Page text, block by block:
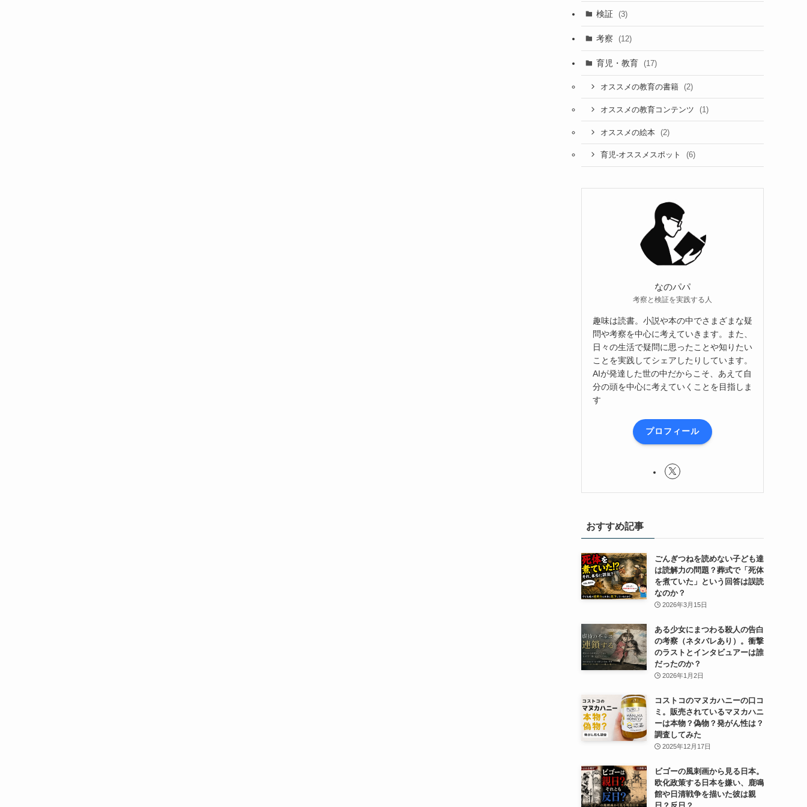
検証 (3)
考察 (12)
育児・教育 (17)
オススメの教育の書籍 (2)
オススメの教育コンテンツ (1)
オススメの絵本 (2)
育児-オススメスポット (6)
なのパパ
考察と検証を実践する人
趣味は読書。小説や本の中でさまざまな疑
問や考察を中心に考えていきます。また、
日々の生活で疑問に思ったことや知りたい
ことを実践してシェアしたりしています。
AIが発達した世の中だからこそ、あえて自
分の頭を中心に考えていくことを目指しま
す
プロフィール
おすすめ記事
ごんぎつねを読めない子ども達
は読解力の問題？葬式で「死体
を煮ていた」という回答は誤読
なのか？
2026年3月15日
ある少女にまつわる殺人の告白
の考察（ネタバレあり）。衝撃
のラストとインタビュアーは誰
だったのか？
2026年1月2日
コストコのマヌカハニーの口コ
ミ。販売されているマヌカハニ
ーは本物？偽物？発がん性は？
調査してみた
2025年12月17日
ビゴーの風刺画から見る日本。
欧化政策する日本を嫌い、鹿鳴
館や日清戦争を描いた彼は親